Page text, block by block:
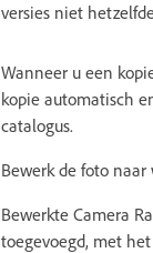
versies niet
Wanneer u een
kopie automatisch
catalogus.
Bewerk de foto
Bewerkte Camera
toegevoegd, met